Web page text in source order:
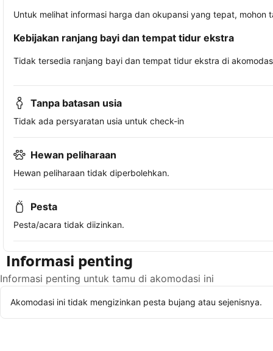
Untuk melihat informasi harga dan okupansi yang tepat,
Kebijakan ranjang bayi dan tempat tidur ekstra
Tidak tersedia ranjang bayi dan tempat tidur ekstra di
Tanpa batasan usia
Tidak ada persyaratan usia untuk check-in
Hewan peliharaan
Hewan peliharaan tidak diperbolehkan.
Pesta
Pesta/acara tidak diizinkan.
Informasi penting
Informasi penting untuk tamu di akomodasi ini
Akomodasi ini tidak mengizinkan pesta bujang atau sejenisnya.